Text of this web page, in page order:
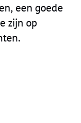
een goede
zijn op